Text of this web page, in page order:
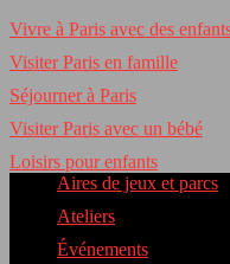
Vivre à Paris avec des
Visiter Paris en famille
Séjourner à Paris
Visiter Paris avec un bébé
Loisirs pour enfants
Aires de jeux et parcs
Ateliers
Événements